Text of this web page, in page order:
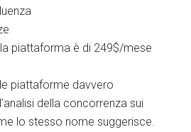
piattaforma è di 249$/mese
piattaforme davvero
della concorrenza sui
lo stesso nome suggerisce.